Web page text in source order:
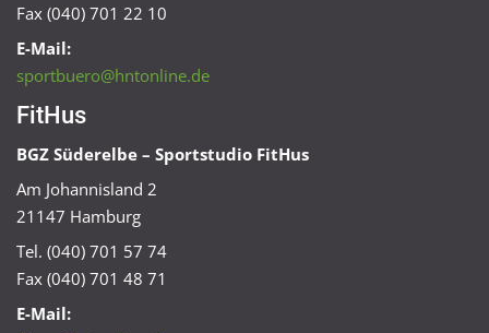
Fax (040) 701 22 10
E-Mail:
sportbuero@hntonline.de
FitHus
BGZ Süderelbe – Sportstudio FitHus
Am Johannisland 2
21147 Hamburg
Tel. (040) 701 57 74
Fax (040) 701 48 71
E-Mail: